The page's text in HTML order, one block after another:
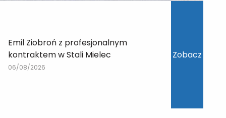
Emil Ziobroń z profesjonalnym
kontraktem w Stali Mielec
06/08/2026
Zobacz